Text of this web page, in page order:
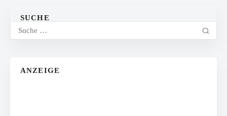
SUCHE
ANZEIGE